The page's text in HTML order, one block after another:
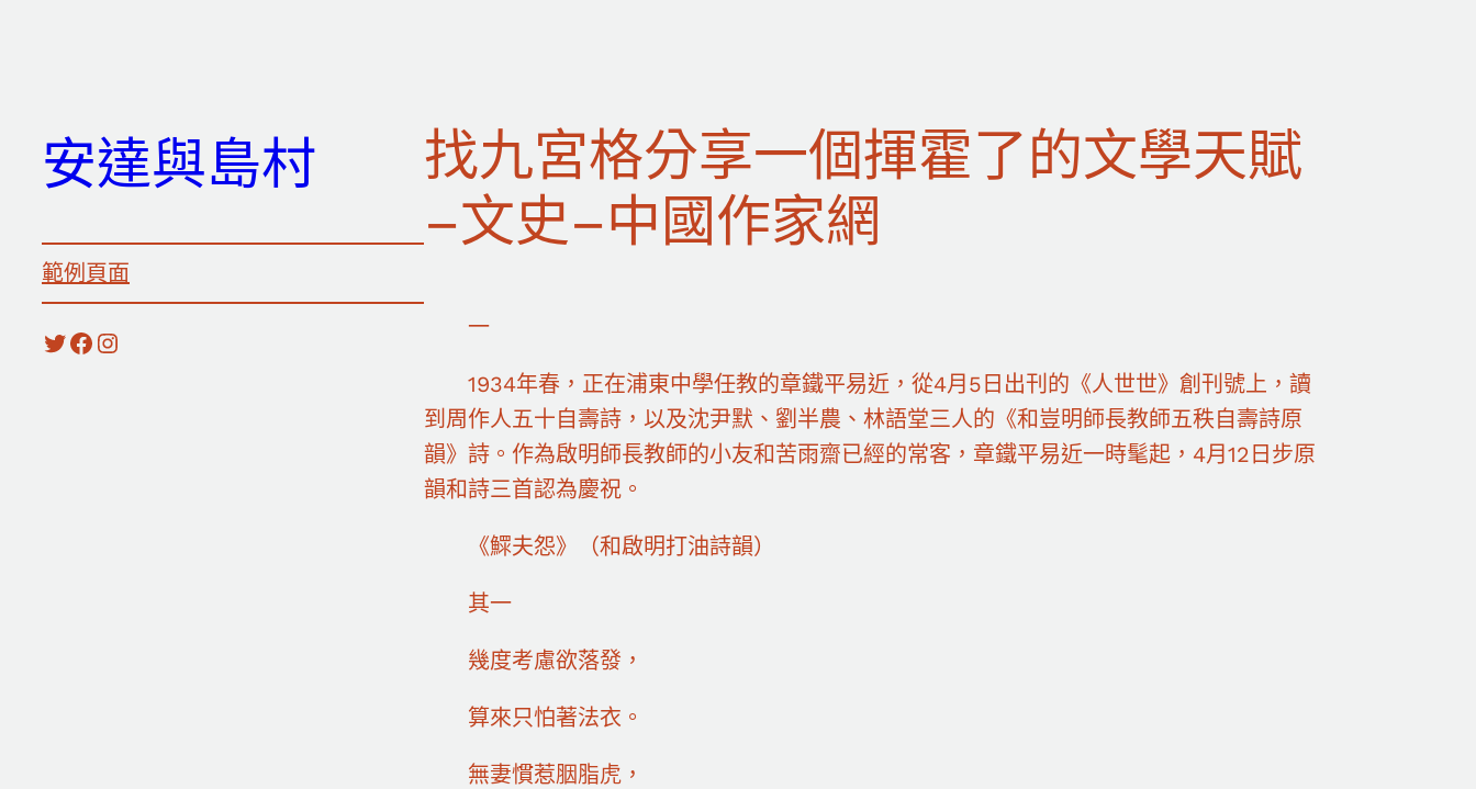
安達與島村
範例頁面
X Facebook Instagram
找九宮格分享一個揮霍了的文學天賦
–文史–中國作家網
一
1934年春，正在浦東中學任教的章鐵平易近，從4月5日出刊的《人世世》創刊號上，讀
到周作人五十自壽詩，以及沈尹默、劉半農、林語堂三人的《和豈明師長教師五秩自壽詩原
韻》詩。作為啟明師長教師的小友和苦雨齋已經的常客，章鐵平易近一時髦起，4月12日步原
韻和詩三首認為慶祝。
《鰥夫怨》（和啟明打油詩韻）
其一
幾度考慮欲落發，
算來只怕著法衣。
無妻慣惹胭脂虎，